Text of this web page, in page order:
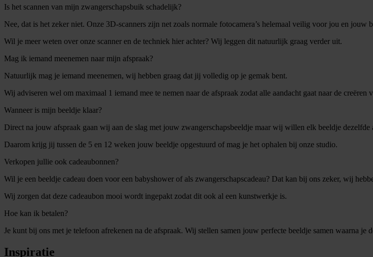
Is het scannen van mijn zwangerschapsbuik schadelijk?
Nee, dat is het zeker niet. Onze 3D-scanners zijn net zoals normale fotocamera’s helemaal veilig voor jou en jouw
Wil je meer weten over onze scanner en de techniek hier achter? Wij leggen dit natuurlijk graag verder uit.
Mag ik iemand meenemen naar mijn afspraak?
Natuurlijk mag je iemand meenemen, wij hebben graag dat jij volledig op je gemak bent.
Wij adviseren wel om maximaal 1 iemand mee te nemen naar de afspraak zodat alle aandacht gaat naar de creëren
Wanneer is mijn beeldje klaar?
Direct na jouw afspraak gaan wij aan de slag met jouw zwangerschapsbeeldje maar wij willen elk beeldje dezelfde
Daarom krijg jij tussen de 5 en 12 weken jouw beeldje opgestuurd of mag je het ophalen bij onze studio.
Verkopen jullie ook cadeaubonnen?
Wil je een beeldje cadeau doen voor een babyshower of als zwangerschapscadeau? Dat kan bij ons zeker, wij
Wij zorgen dat deze cadeaubon mooi wordt ingepakt zodat dit ook al een kunstwerkje is.
Hoe kan ik betalen?
Je kunt bij ons met je telefoon afrekenen na de afspraak. Wij stellen samen jouw perfecte beeldje samen waarna je
Inspiratie